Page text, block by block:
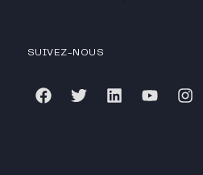
SUIVEZ-NOUS